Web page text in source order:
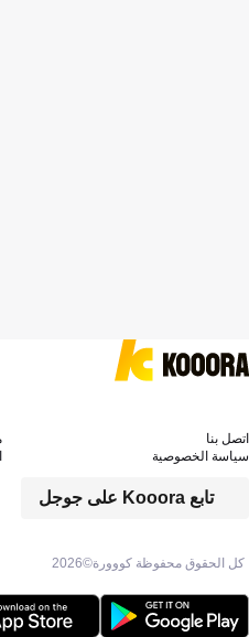
كل الحقوق محفوظة كووورة©2026
تابع Kooora على جوجل
اتصل بنا
سياسة الخصوصية